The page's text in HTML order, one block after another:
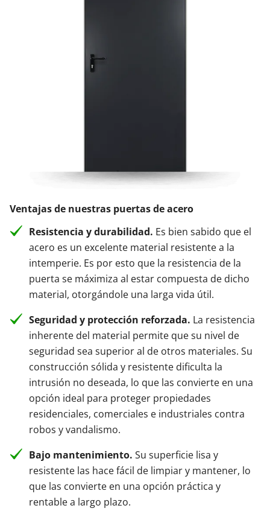
Ventajas de nuestras puertas de acero
Resistencia y durabilidad. Es bien sabido que el
acero es un excelente material resistente a la
intemperie. Es por esto que la resistencia de la
puerta se máximiza al estar compuesta de dicho
material, otorgándole una larga vida útil.
Seguridad y protección reforzada. La resistencia
inherente del material permite que su nivel de
seguridad sea superior al de otros materiales. Su
construcción sólida y resistente dificulta la
intrusión no deseada, lo que las convierte en una
opción ideal para proteger propiedades
residenciales, comerciales e industriales contra
robos y vandalismo.
Bajo mantenimiento. Su superficie lisa y
resistente las hace fácil de limpiar y mantener, lo
que las convierte en una opción práctica y
rentable a largo plazo.